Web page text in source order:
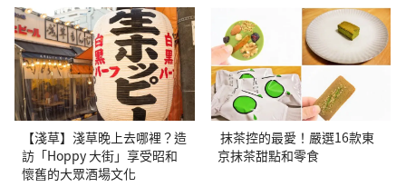
【淺草】淺草晚上去哪裡？造
訪「Hoppy 大街」享受昭和
懷舊的大眾酒場文化
抹茶控的最愛！嚴選16款東
京抹茶甜點和零食